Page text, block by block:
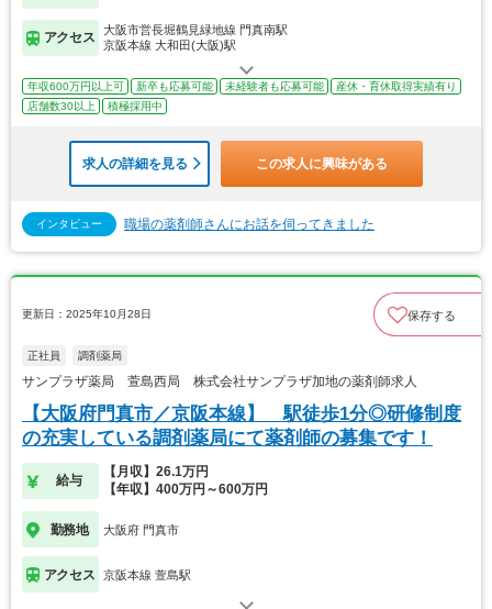
アクセス
大阪市営長堀鶴見緑地線 門真南駅
京阪本線 大和田(大阪)駅
年収600万円以上可 新卒も応募可能 未経験者も応募可能
産休・育休取得実績有り
店舗数30以上
積極採用中
求人の詳細を見る この求人に興味がある
インタビュー 職場の薬剤師さんにお話を伺ってきました
更新日：2025年10月28日 保存する
正社員 調剤薬局
サンプラザ薬局 萱島西局 株式会社サンプラザ加地の薬剤師求人
【大阪府門真市／京阪本線】 駅徒歩1分◎研修制度
の充実している調剤薬局にて薬剤師の募集です！
給与
【月収】26.1万円
【年収】400万円～600万円
勤務地 大阪府 門真市
アクセス 京阪本線 萱島駅